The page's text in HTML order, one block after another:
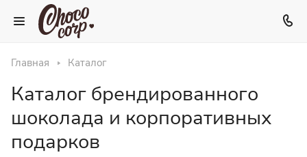
Главная Каталог
Каталог брендированного
шоколада и корпоративных
подарков